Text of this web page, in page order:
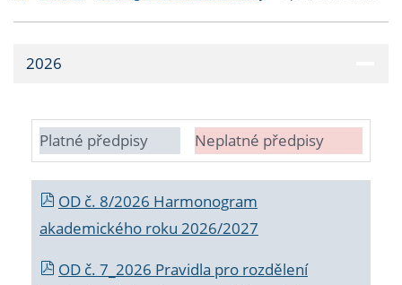
2026
Platné předpisy Neplatné předpisy
OD č. 8/2026 Harmonogram
akademického roku 2026/2027
OD č. 7_2026 Pravidla pro rozdělení